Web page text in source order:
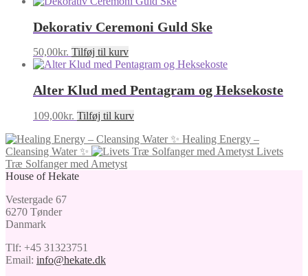
Dekorativ Ceremoni Guld Ske
50,00kr. Tilføj til kurv
Alter Klud med Pentagram og Heksekoste
109,00kr. Tilføj til kurv
Healing Energy –
Cleansing Water ✨
Livets
Træ Solfanger med Ametyst
House of Hekate
Vestergade 67
6270 Tønder
Danmark
Tlf: +45 31323751
Email: info@hekate.dk